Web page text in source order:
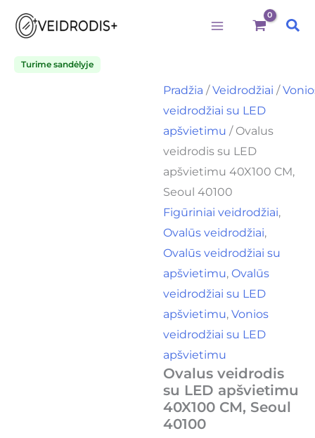
Pereiti
prie
Turime sandėlyje
Pradžia /Veidrodžiai /
veidrodžiai su LED
apšvietimu / Ovalus
veidrodis su LED
apšvietimu 40X100 CM,
Seoul 40100
Figūriniai veidrodžiai,
Ovalūs veidrodžiai,
Ovalūs veidrodžiai su
apšvietimu,Ovalūs
veidrodžiai su LED
apšvietimu,Vonios
veidrodžiai su LED
apšvietimu
Ovalus veidrodis
su LED apšvietimu
40X100 CM, Seoul
40100
Price
range:
135,00€
apšvietimu
40X100
CM,
Seoul
40100